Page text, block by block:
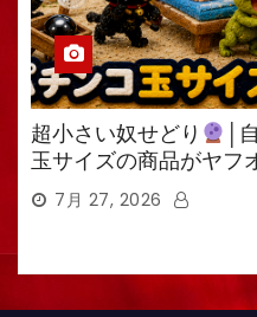
超小さい奴せどり
│
玉サイズの商品がヤフ
7月 27, 2026